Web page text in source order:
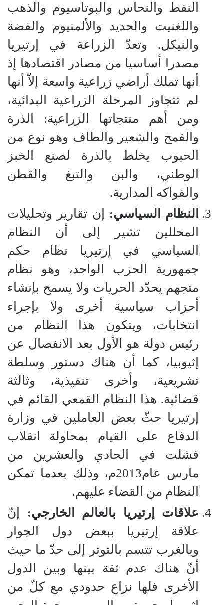
النفط والنحاس والبوتاسيوم والذهب
واللغنيت والحديد والألمنيوم والفضة
والنيكل. وتعدّ الزراعة في إرتيريا
مصدرا أساسيا من مصادر اقتصادها إذ
أنها تملك أراضي زراعية واسعة إلاّ أنها
لم تتجاوز المرحلة الزراعية البدائية،
ومن أهم منتجاتها الزراعية: الذرة
والقمح والشعير والطاف وهو نوع من
الحبوب يخلط بالذرة لصنع الخبز
الوطني، والبن والتبغ والقطن
والفواكه المدارية.
النظام السياسي: إن تقارير وتحليلات
المحللين تشير إلى أن النظام
السياسي في إرتيريا نظام حكم
جمهورية الحزب الواحد، وهو نظام
متجهم يحدّد الحريات ولا يسمح بإنشاء
أحزاب سياسية أخرى ولا بإجراء
انتخابات، ويتكون هذا النظام من
رئيس دولة هو الأول بعد الانفصال عن
إثيوبيا، كما أن هناك دستور وسلطة
تشريعية، وأخرى تنفيذية، وثالثة
قضائية. هذا النظام القمعي القائم في
إرتيريا حثّ بعض العاملين في وزارة
الدفاع على القيام بمحاولة انقلاب
فشلت في الحادي والعشرين من
مارس عام2013م، وذلك بعدما تمكن
النظام من القضاء عليهم.
علاقات إرتيريا بالعالم الخارجي:
إنّ
علاقة إرتيريا ببعض دول الجوار
وبالغرب تتسم بالتوتر إلى حدّ ما حيث
أنّ هناك عدم ثقة بينها وبين الدول
الأخرى فلها نزاع حدودي مع كلّ من